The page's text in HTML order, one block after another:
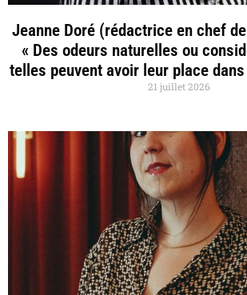
Jeanne Doré (rédactrice en chef
« Des odeurs naturelles ou
telles peuvent avoir leur place
21 juillet 2026